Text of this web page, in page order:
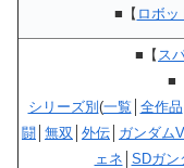
■【 ロボ
■【 ス
■
シリーズ別(一覧 全作品
闘 無双 外伝 ガンダム
ェネ SDガン